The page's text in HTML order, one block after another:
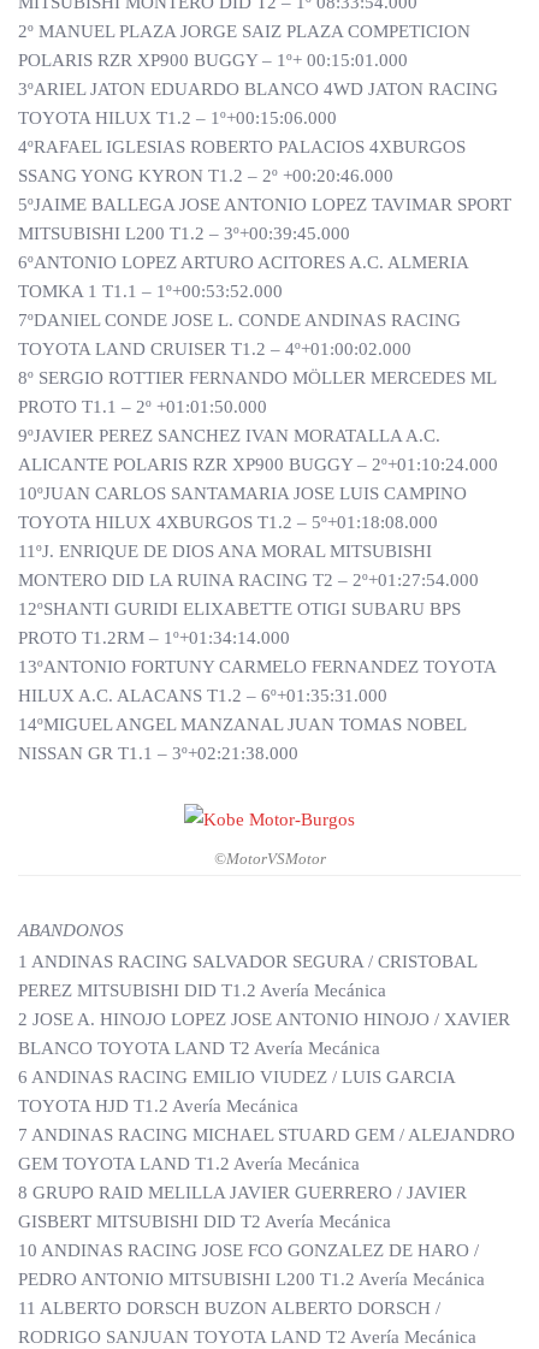
2º MANUEL PLAZA JORGE SAIZ PLAZA COMPETICION
POLARIS RZR XP900 BUGGY – 1º+ 00:15:01.000
3ºARIEL JATON EDUARDO BLANCO 4WD JATON RACING
TOYOTA HILUX T1.2 – 1º+00:15:06.000
4ºRAFAEL IGLESIAS ROBERTO PALACIOS 4XBURGOS
SSANG YONG KYRON T1.2 – 2º +00:20:46.000
5ºJAIME BALLEGA JOSE ANTONIO LOPEZ TAVIMAR SPORT
MITSUBISHI L200 T1.2 – 3º+00:39:45.000
6ºANTONIO LOPEZ ARTURO ACITORES A.C. ALMERIA
TOMKA 1 T1.1 – 1º+00:53:52.000
7ºDANIEL CONDE JOSE L. CONDE ANDINAS RACING
TOYOTA LAND CRUISER T1.2 – 4º+01:00:02.000
8º SERGIO ROTTIER FERNANDO MÖLLER MERCEDES ML
PROTO T1.1 – 2º +01:01:50.000
9ºJAVIER PEREZ SANCHEZ IVAN MORATALLA A.C.
ALICANTE POLARIS RZR XP900 BUGGY – 2º+01:10:24.000
10ºJUAN CARLOS SANTAMARIA JOSE LUIS CAMPINO
TOYOTA HILUX 4XBURGOS T1.2 – 5º+01:18:08.000
11ºJ. ENRIQUE DE DIOS ANA MORAL MITSUBISHI
MONTERO DID LA RUINA RACING T2 – 2º+01:27:54.000
12ºSHANTI GURIDI ELIXABETTE OTIGI SUBARU BPS
PROTO T1.2RM – 1º+01:34:14.000
13ºANTONIO FORTUNY CARMELO FERNANDEZ TOYOTA
HILUX A.C. ALACANS T1.2 – 6º+01:35:31.000
14ºMIGUEL ANGEL MANZANAL JUAN TOMAS NOBEL
NISSAN GR T1.1 – 3º+02:21:38.000
©MotorVSMotor
ABANDONOS
1 ANDINAS RACING SALVADOR SEGURA / CRISTOBAL
PEREZ MITSUBISHI DID T1.2 Avería Mecánica
2 JOSE A. HINOJO LOPEZ JOSE ANTONIO HINOJO / XAVIER
BLANCO TOYOTA LAND T2 Avería Mecánica
6 ANDINAS RACING EMILIO VIUDEZ / LUIS GARCIA
TOYOTA HJD T1.2 Avería Mecánica
7 ANDINAS RACING MICHAEL STUARD GEM / ALEJANDRO
GEM TOYOTA LAND T1.2 Avería Mecánica
8 GRUPO RAID MELILLA JAVIER GUERRERO / JAVIER
GISBERT MITSUBISHI DID T2 Avería Mecánica
10 ANDINAS RACING JOSE FCO GONZALEZ DE HARO /
PEDRO ANTONIO MITSUBISHI L200 T1.2 Avería Mecánica
11 ALBERTO DORSCH BUZON ALBERTO DORSCH /
RODRIGO SANJUAN TOYOTA LAND T2 Avería Mecánica